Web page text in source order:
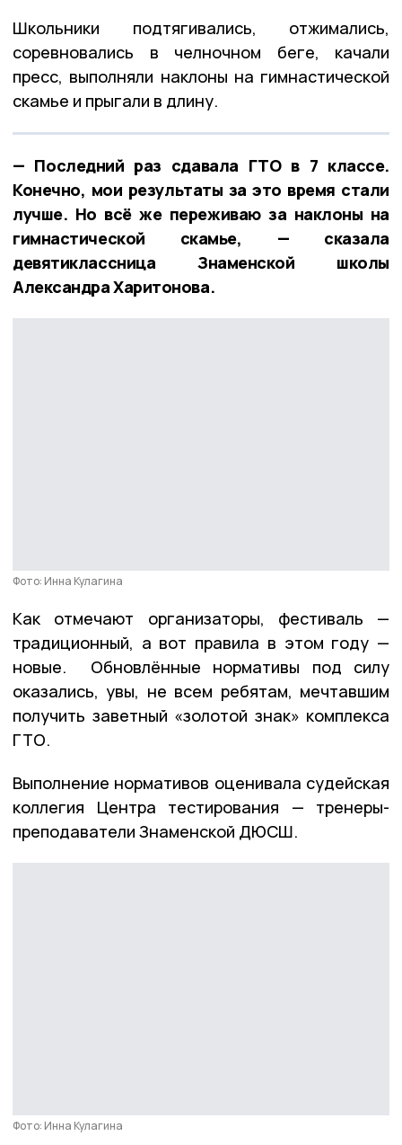
Школьники подтягивались, отжимались,
соревновались в челночном беге, качали
пресс, выполняли наклоны на гимнастической
скамье и прыгали в длину.
— Последний раз сдавала ГТО в 7 классе.
Конечно, мои результаты за это время стали
лучше. Но всё же переживаю за наклоны на
гимнастической скамье, — сказала
девятиклассница Знаменской школы
Александра Харитонова.
Фото: Инна Кулагина
Как отмечают организаторы, фестиваль —
традиционный, а вот правила в этом году —
новые. Обновлённые нормативы под силу
оказались, увы, не всем ребятам, мечтавшим
получить заветный «золотой знак» комплекса
ГТО.
Выполнение нормативов оценивала судейская
коллегия Центра тестирования — тренеры-
преподаватели Знаменской ДЮСШ.
Фото: Инна Кулагина